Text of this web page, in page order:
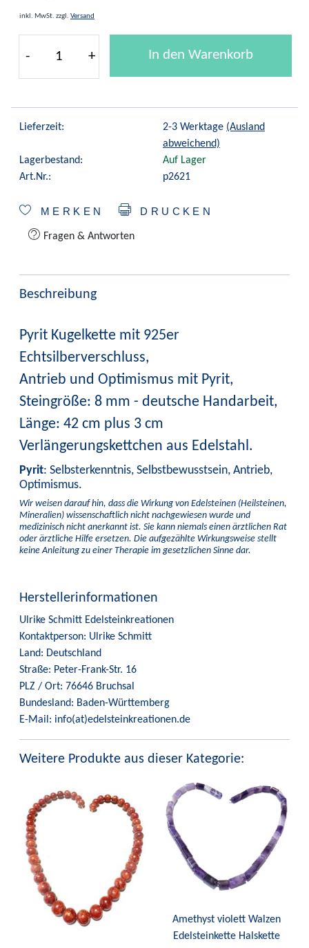
inkl. MwSt. zzgl. Versand
- + In den Warenkorb
Lieferzeit: 2-3 Werktage (Ausland
abweichend)
Lagerbestand:
Auf Lager
Art.Nr.:
p2621
MERKEN DRUCKEN
Fragen & Antworten
Beschreibung
Pyrit Kugelkette mit 925er
Echtsilberverschluss,
Antrieb und Optimismus mit Pyrit,
Steingröße: 8 mm - deutsche Handarbeit,
Länge: 42 cm plus 3 cm
Verlängerungskettchen aus Edelstahl.
Pyrit: Selbsterkenntnis, Selbstbewusstsein, Antrieb,
Optimismus.
Wir weisen darauf hin, dass die Wirkung von Edelsteinen (Heilsteinen,
Mineralien) wissenschaftlich nicht nachgewiesen wurde und
medizinisch nicht anerkannt ist. Sie kann niemals einen ärztlichen Rat
oder ärztliche Hilfe ersetzen. Die aufgezählte Wirkungsweise stellt
keine Anleitung zu einer Therapie im gesetzlichen Sinne dar.
Herstellerinformationen
Ulrike Schmitt Edelsteinkreationen
Kontaktperson: Ulrike Schmitt
Land: Deutschland
Straße: Peter-Frank-Str. 16
PLZ / Ort: 76646 Bruchsal
Bundesland: Baden-Württemberg
E-Mail: info(at)edelsteinkreationen.de
Weitere Produkte aus dieser Kategorie:
Amethyst violett Walzen
Edelsteinkette Halskette